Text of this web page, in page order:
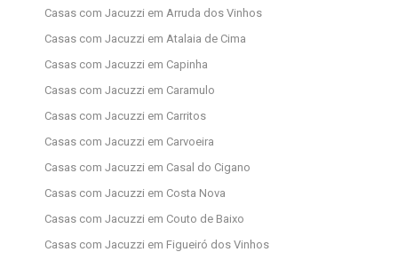
Casas com Jacuzzi em Arruda dos Vinhos
Casas com Jacuzzi em Atalaia de Cima
Casas com Jacuzzi em Capinha
Casas com Jacuzzi em Caramulo
Casas com Jacuzzi em Carritos
Casas com Jacuzzi em Carvoeira
Casas com Jacuzzi em Casal do Cigano
Casas com Jacuzzi em Costa Nova
Casas com Jacuzzi em Couto de Baixo
Casas com Jacuzzi em Figueiró dos Vinhos